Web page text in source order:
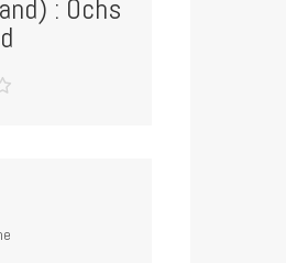
: Ochs